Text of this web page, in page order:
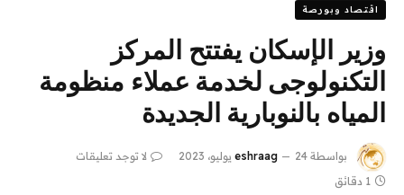
اقتصاد وبورصة
وزير الإسكان يفتتح المركز
التكنولوجى لخدمة عملاء منظومة
المياه بالنوبارية الجديدة
بواسطة eshraag 24 يوليو، 2023
لا توجد تعليقات
1 دقائق